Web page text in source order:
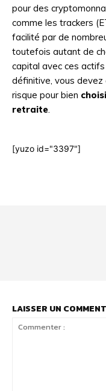
pour des
comme les trackers
facilité par de
toutefois autant de
capital avec ces
définitive, vous
risque pour bien
retraite
[yuzo id="3397"]
LAISSER UN